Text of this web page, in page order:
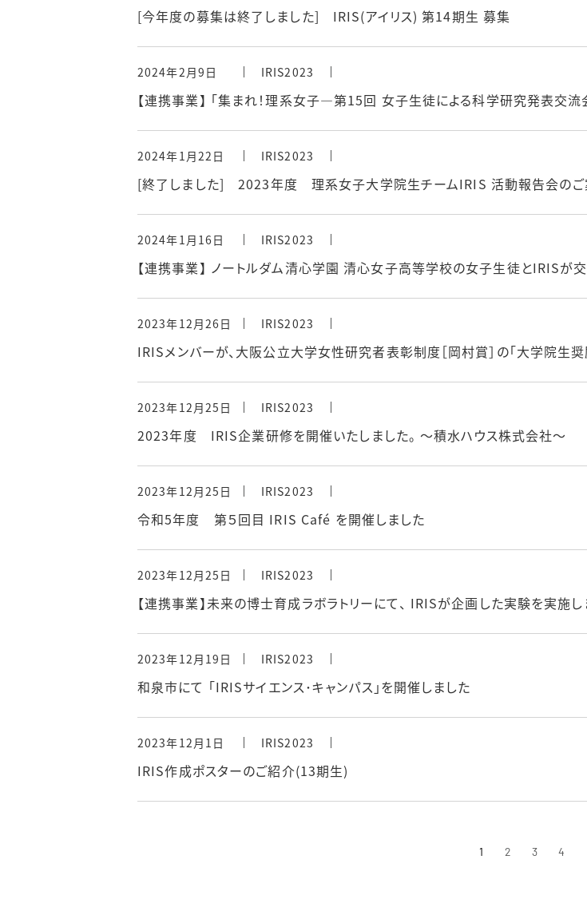
[今年度の募集は終了しました] IRIS(アイリス) 第14期生 募集
2024年2月9日 IRIS2023
【連携事業】 「集まれ！理系女子―第15回 女子生徒による科学研究発表交
2024年1月22日 IRIS2023
[終了しました] 2023年度 理系女子大学院生チームIRIS 活動報告会のご
2024年1月16日 IRIS2023
【連携事業】 ノートルダム清心学園 清心女子高等学校の女子生徒とIRISが
2023年12月26日 IRIS2023
IRISメンバーが、大阪公立大学女性研究者表彰制度［岡村賞］の「大学院生奨
2023年12月25日 IRIS2023
2023年度 IRIS企業研修を開催いたしました。 ～積水ハウス株式会社～
2023年12月25日 IRIS2023
令和5年度 第５回目 IRIS Café を開催しました
2023年12月25日 IRIS2023
【連携事業】未来の博士育成ラボラトリーにて、 IRISが企画した実験を実施し
2023年12月19日 IRIS2023
和泉市にて 「IRISサイエンス･キャンパス」を開催しました
2023年12月1日 IRIS2023
IRIS作成ポスターのご紹介(13期生)
1 2 3 4